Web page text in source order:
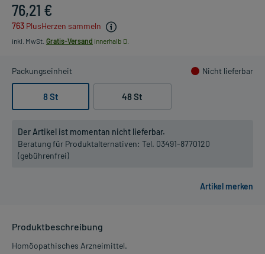
76,21 €
763 PlusHerzen sammeln
inkl. MwSt. Gratis-Versand innerhalb D.
Packungseinheit Nicht lieferbar
8 St 48 St
Der Artikel ist momentan nicht lieferbar.
Beratung für Produktalternativen: Tel. 03491-8770120
(gebührenfrei)
Produktbeschreibung
Homöopathisches Arzneimittel.